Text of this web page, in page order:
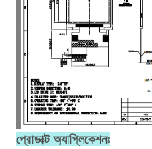
প্রোডাক্ট অ্যাপ্লিকেশনঃ